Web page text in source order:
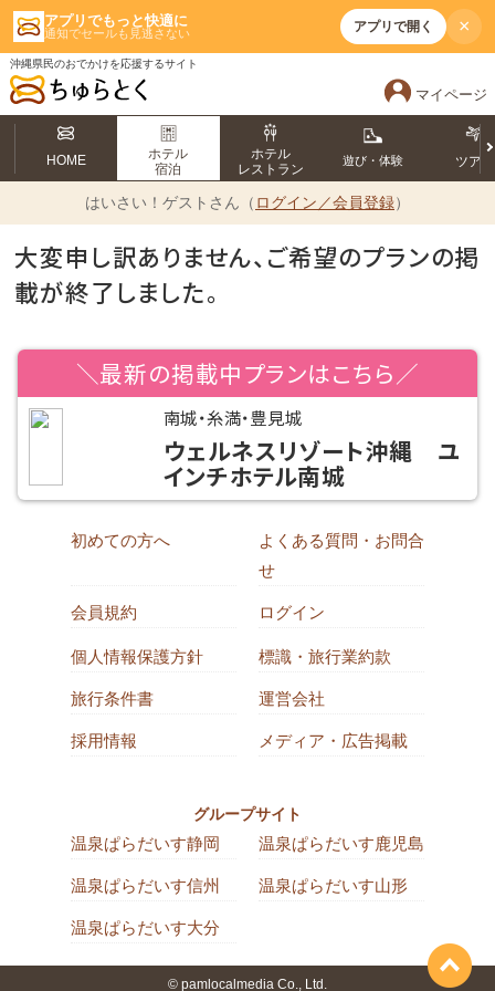
アプリでもっと快適に
通知でセールも見逃さない アプリで開く ×
沖縄県民のおでかけを応援するサイト
マイページ
HOME
ホテル
宿泊
ホテル
レストラン
遊び・体験 ツアー
はいさい！ ゲストさん（ ログイン／会員登録）
大変申し訳ありません、ご希望のプランの掲
載が終了しました。
＼最新の掲載中プランはこちら／
南城・糸満・豊見城
ウェルネスリゾート沖縄 ユ
インチホテル南城
初めての方へ
よくある質問・お問合
せ
会員規約 ログイン
個人情報保護方針 標識・旅行業約款
旅行条件書 運営会社
採用情報 メディア・広告掲載
グループサイト
温泉ぱらだいす静岡 温泉ぱらだいす鹿児島
温泉ぱらだいす信州 温泉ぱらだいす山形
温泉ぱらだいす大分
© pamlocalmedia Co., Ltd.